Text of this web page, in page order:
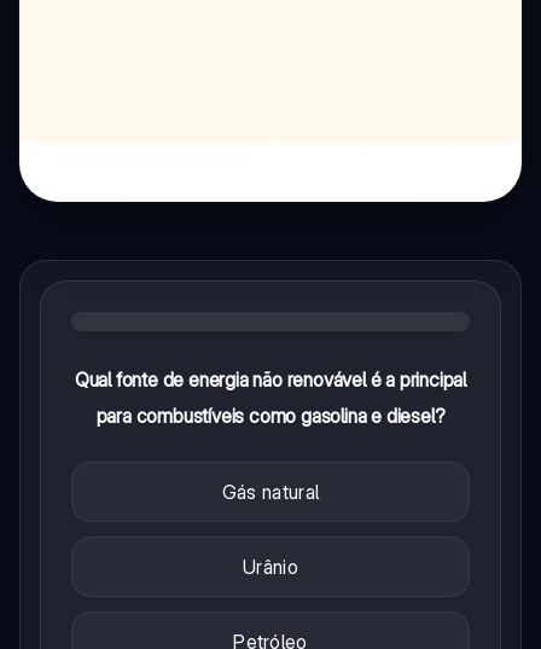
Qual fonte de energia não renovável é a principal
para combustíveis como gasolina e diesel?
Gás natural
Urânio
Petróleo